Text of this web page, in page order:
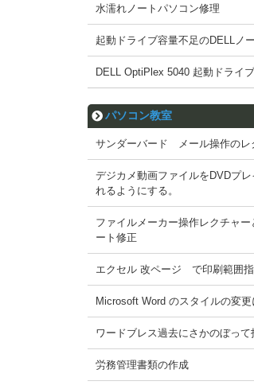
水濡れノートパソコン修理
起動ドライブ容量不足のDELLノ
DELL OptiPlex 5040 起動ドライ
パソコン教室
サンダーバード メール操作のレ
デジカメ動画ファイルをDVDプ
れるようにする。
ファイルメーカー操作レクチャー
ート修正
エクセル 改ページ で印刷範囲
Microsoft Word のスタイルの変更
ワードブレス過去にさかのぼって
労務管理書類の作成